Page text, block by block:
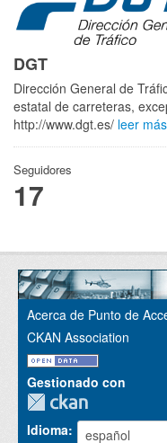
DGT
Dirección General de
estatal de carreteras,
http://www.dgt.es/ leer más
Seguidores
17
Acerca de Punto de
CKAN Association
Gestionado con
Idioma